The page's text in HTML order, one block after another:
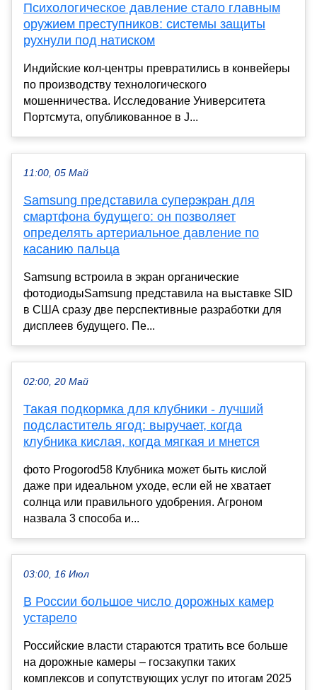
Психологическое давление стало главным
оружием преступников: системы защиты
рухнули под натиском
Индийские кол-центры превратились в конвейеры
по производству технологического
мошенничества. Исследование Университета
Портсмута, опубликованное в J...
11:00, 05 Май
Samsung представила суперэкран для
смартфона будущего: он позволяет
определять артериальное давление по
касанию пальца
Samsung встроила в экран органические
фотодиодыSamsung представила на выставке SID
в США сразу две перспективные разработки для
дисплеев будущего. Пе...
02:00, 20 Май
Такая подкормка для клубники - лучший
подсластитель ягод: выручает, когда
клубника кислая, когда мягкая и мнется
фото Progorod58 Клубника может быть кислой
даже при идеальном уходе, если ей не хватает
солнца или правильного удобрения. Агроном
назвала 3 способа и...
03:00, 16 Июл
В России большое число дорожных камер
устарело
Российские власти стараются тратить все больше
на дорожные камеры – госзакупки таких
комплексов и сопутствующих услуг по итогам 2025